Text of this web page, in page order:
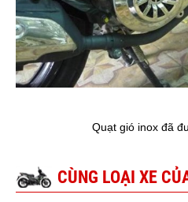
Quạt gió inox đã
CÙNG LOẠI XE